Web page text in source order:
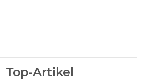
Top-Artikel